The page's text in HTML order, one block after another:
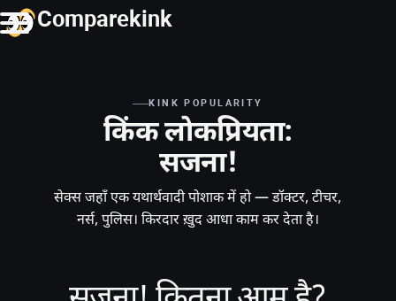
Comparekink
KINK POPULARITY
किंक लोकप्रियता:
सजना!
सेक्स जहाँ एक यथार्थवादी पोशाक में हो — डॉक्टर, टीचर,
नर्स, पुलिस। किरदार ख़ुद आधा काम कर देता है।